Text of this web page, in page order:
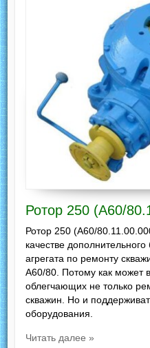
Ротор 250 (А60/
Ротор 250 (А60/
качестве
агрегата по ремонту
А60/80. Потому как может
облегчающих не только
скважин. Но и
оборудования.
Читать далее »